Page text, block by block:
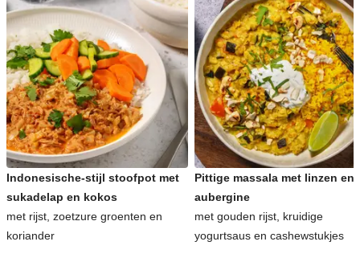
Indonesische-stijl stoofpot met
sukadelap en kokos
met rijst, zoetzure groenten en
koriander
Pittige massala met linzen en
aubergine
met gouden rijst, kruidige
yogurtsaus en cashewstukjes